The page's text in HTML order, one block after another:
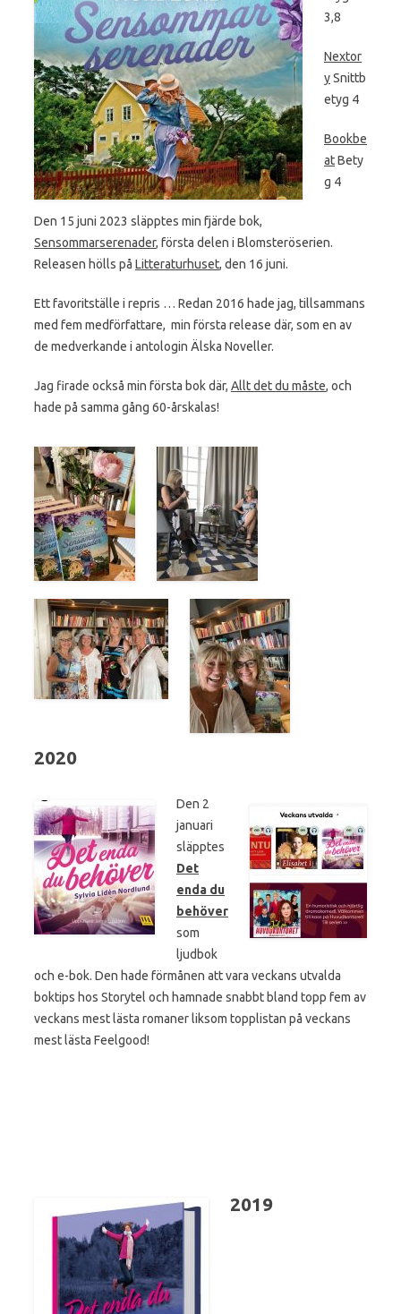
3,8
Nextor
ySnittb
etyg 4
Bookbe
atBety
g 4
Den 15 juni 2023 släpptes min fjärde bok,
Sensommarserenader, första delen i Blomsteröserien.
Releasen hölls på Litteraturhuset, den 16 juni.
Ett favoritställe i repris … Redan 2016 hade jag, tillsammans
med fem medförfattare, min första release där, som en av
de medverkande i antologin Älska Noveller.
Jag firade också min första bok där, Allt det du måste, och
hade på samma gång 60-årskalas!
2020
Den 2
januari
släpptes
Det
enda du
behöver
som
ljudbok
och e-bok. Den hade förmånen att vara veckans utvalda
boktips hos Storytel och hamnade snabbt bland topp fem av
veckans mest lästa romaner liksom topplistan på veckans
mest lästa Feelgood!
2019